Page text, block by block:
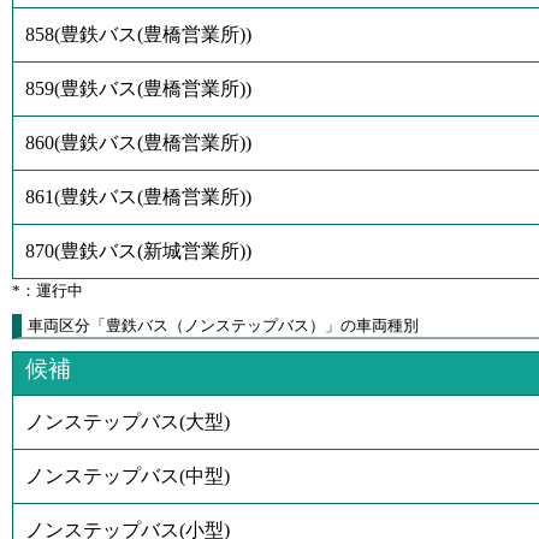
858(豊鉄バス(豊橋営業所))
859(豊鉄バス(豊橋営業所))
860(豊鉄バス(豊橋営業所))
861(豊鉄バス(豊橋営業所))
870(豊鉄バス(新城営業所))
*：運行中
車両区分「豊鉄バス（ノンステップバス）」の車両種別
候補
ノンステップバス(大型)
ノンステップバス(中型)
ノンステップバス(小型)